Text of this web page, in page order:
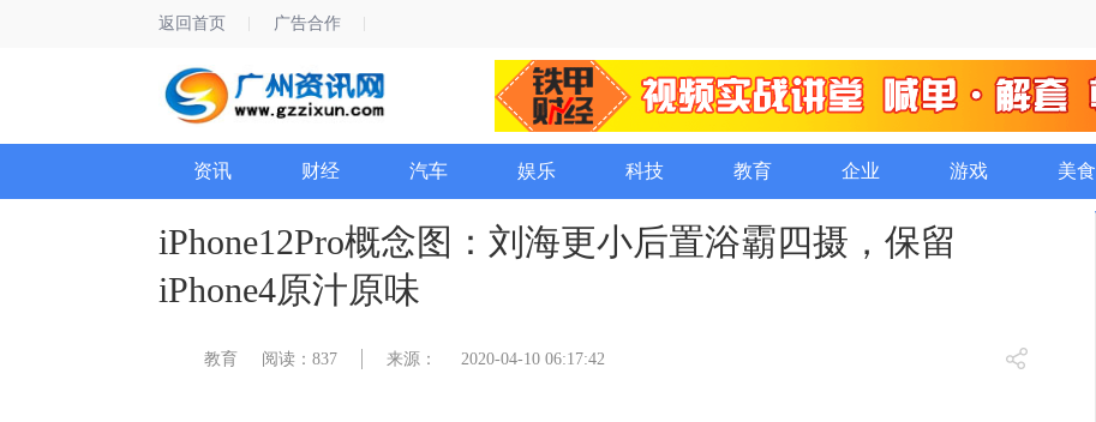
返回首页 广告合作
资讯 财经 汽车 娱乐 科技 教育 企业 游戏 美食
iPhone12Pro概念图：刘海更小后置浴霸四摄，保留
iPhone4原汁原味
教育 阅读：837 来源： 2020-04-10 06:17:42